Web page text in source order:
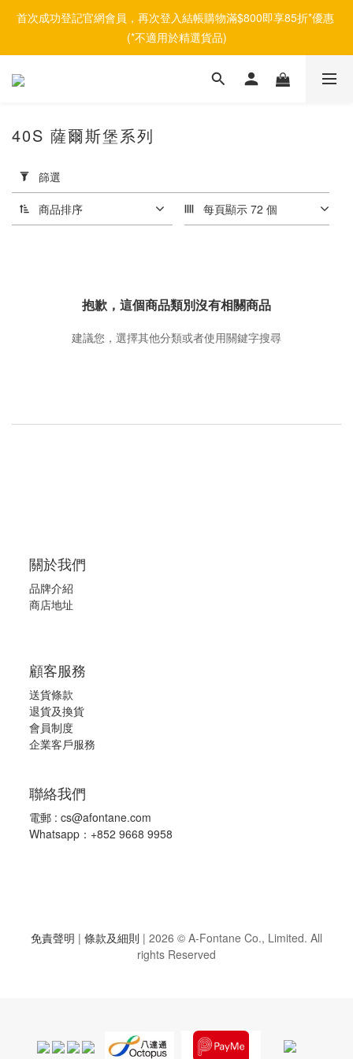
首次成功登記官網會員，再次登入結帳購物滿$800即享85折*優惠
(*不適用於精選貨品)
用
篩
選
(0/20)
40S 薩爾斯堡系列
篩選
商品排序 每頁顯示 72 個
抱歉，這個商品類別沒有相關商品
建議您，選擇其他分類或者使用關鍵字搜尋
關於我們
品牌介紹
商店地址
顧客服務
送貨條款
退貨及換貨
會員制度
企業客戶服務
聯絡我們
電郵 : cs@afontane.com
Whatsapp：+852 9668 9958
免責聲明 | 條款及細則 | 2026 © A-Fontane Co., Limited. All
rights Reserved